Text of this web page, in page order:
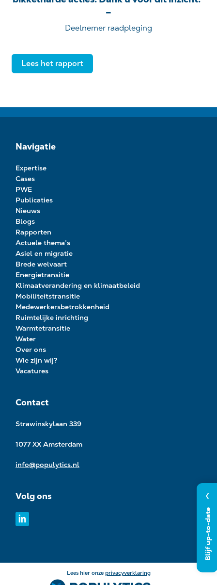
–
Deelnemer raadpleging
Lees het rapport
Blijf up-to-date
Navigatie
Expertise
Cases
PWE
Publicaties
Nieuws
Blogs
Rapporten
Actuele thema’s
Asiel en migratie
Brede welvaart
Energietransitie
Klimaatverandering en klimaatbeleid
Mobiliteitstransitie
Medewerkersbetrokkenheid
Ruimtelijke inrichting
Warmtetransitie
Water
Over ons
Wie zijn wij?
Vacatures
Contact
Strawinskylaan 339
1077 XX Amsterdam
info@populytics.nl
Volg ons
Lees hier onze privacyverklaring